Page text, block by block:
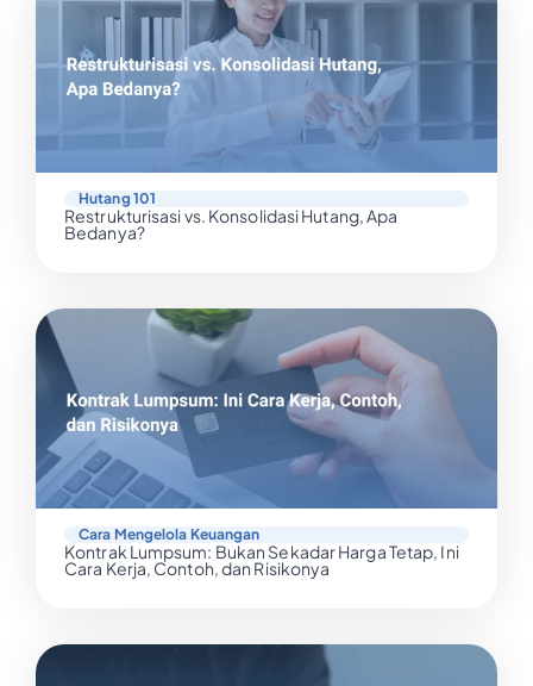
Hutang 101
Restrukturisasi vs. Konsolidasi Hutang, Apa
Bedanya?
Cara Mengelola Keuangan
Kontrak Lumpsum: Bukan Sekadar Harga Tetap, Ini
Cara Kerja, Contoh, dan Risikonya